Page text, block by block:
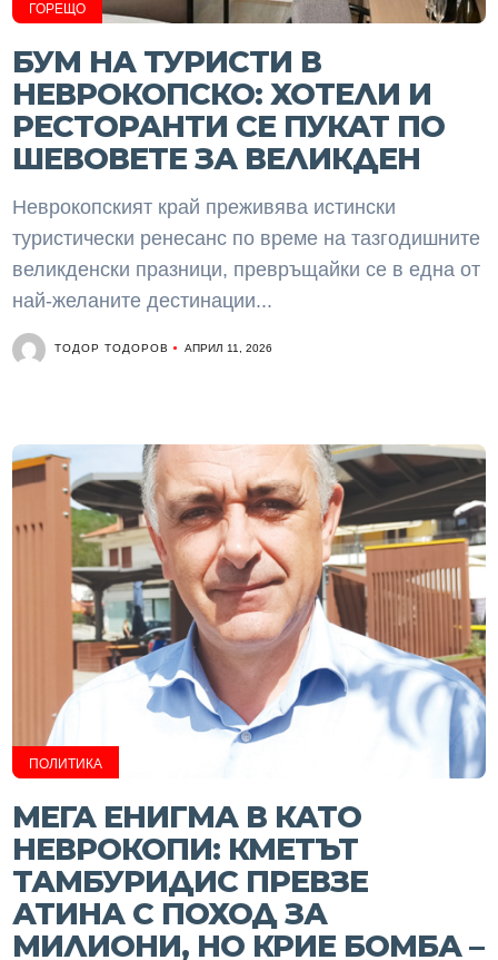
ГОРЕЩО
БУМ НА ТУРИСТИ В
НЕВРОКОПСКО: ХОТЕЛИ И
РЕСТОРАНТИ СЕ ПУКАТ ПО
ШЕВОВЕТЕ ЗА ВЕЛИКДЕН
Неврокопският край преживява истински
туристически ренесанс по време на тазгодишните
великденски празници, превръщайки се в една от
най-желаните дестинации...
ТОДОР ТОДОРОВ АПРИЛ 11, 2026
ПОЛИТИКА
МЕГА ЕНИГМА В КАТО
НЕВРОКОПИ: КМЕТЪТ
ТАМБУРИДИС ПРЕВЗЕ
АТИНА С ПОХОД ЗА
МИЛИОНИ, НО КРИЕ БОМБА –